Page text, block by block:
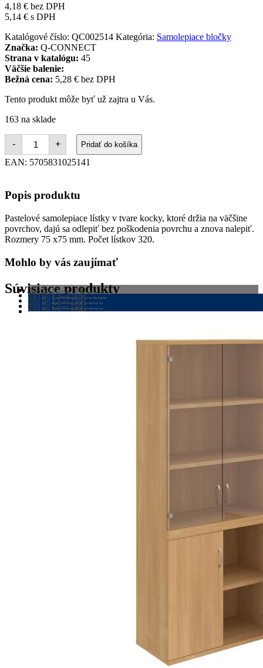
4,18 € bez DPH
5,14 € s DPH
Katalógové číslo: QC002514 Kategória: Samolepiace bločky
Značka: Q-CONNECT
Strana v katalógu: 45
Väčšie balenie:
Bežná cena: 5,28 € bez DPH
Tento produkt môže byť už zajtra u Vás.
163 na sklade
-
množstvo
Samolepiaci
bloček
Q-
76x76
mm
320l
+ Pridať do košíka
EAN: 5705831025141
Popis produktu
Pastelové samolepiace lístky v tvare kocky, ktoré držia na väčšine
povrchov, dajú sa odlepiť bez poškodenia povrchu a znova nalepiť.
Rozmery 75 x75 mm. Počet lístkov 320.
Mohlo by vás zaujímať
Súvisiace produkty
PRACOVNÉ STOLY
286,90€bez DPH
352,89€s DPH
ŠATNÍKOVÉ SKRINE
343,00€bez DPH
421,89€s DPH
PRACOVNÉ STOLY
286,90€bez DPH
352,89€s DPH
PRACOVNÉ STOLY
286,90€bez DPH
343,00€bez DPH